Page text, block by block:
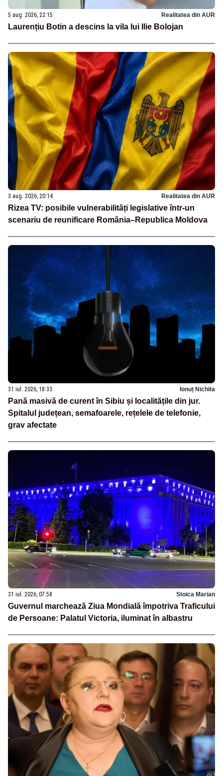
5 aug. 2026, 22:15 Realitatea din AUR
Laurențiu Botin a descins la vila lui Ilie Bolojan
3 aug. 2026, 20:14 Realitatea din AUR
Rizea TV: posibile vulnerabilități legislative într-un
scenariu de reunificare România–Republica Moldova
31 iul. 2026, 18:33 Ionuț Nichita
Pană masivă de curent în Sibiu și localitățile din jur.
Spitalul județean, semafoarele, rețelele de telefonie,
grav afectate
31 iul. 2026, 07:58 Stoica Marian
Guvernul marchează Ziua Mondială împotriva Traficului
de Persoane: Palatul Victoria, iluminat în albastru